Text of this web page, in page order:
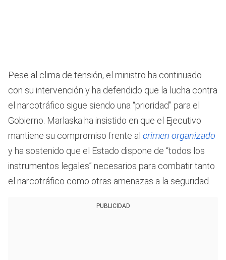
Pese al clima de tensión, el ministro ha continuado
con su intervención y ha defendido que la lucha contra
el narcotráfico sigue siendo una “prioridad” para el
Gobierno. Marlaska ha insistido en que el Ejecutivo
mantiene su compromiso frente al crimen organizado
y ha sostenido que el Estado dispone de “todos los
instrumentos legales” necesarios para combatir tanto
el narcotráfico como otras amenazas a la seguridad.
PUBLICIDAD